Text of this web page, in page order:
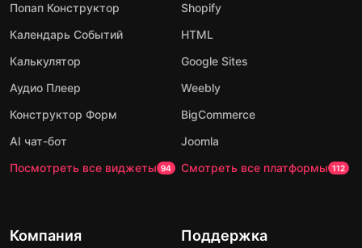
Попап Конструктор
Календарь Событий
Калькулятор
Аудио Плеер
Конструктор Форм
AI чат-бот
Посмотреть все виджеты 94
Shopify
HTML
Google Sites
Weebly
BigCommerce
Joomla
Смотреть все платформы 112
Компания Поддержка